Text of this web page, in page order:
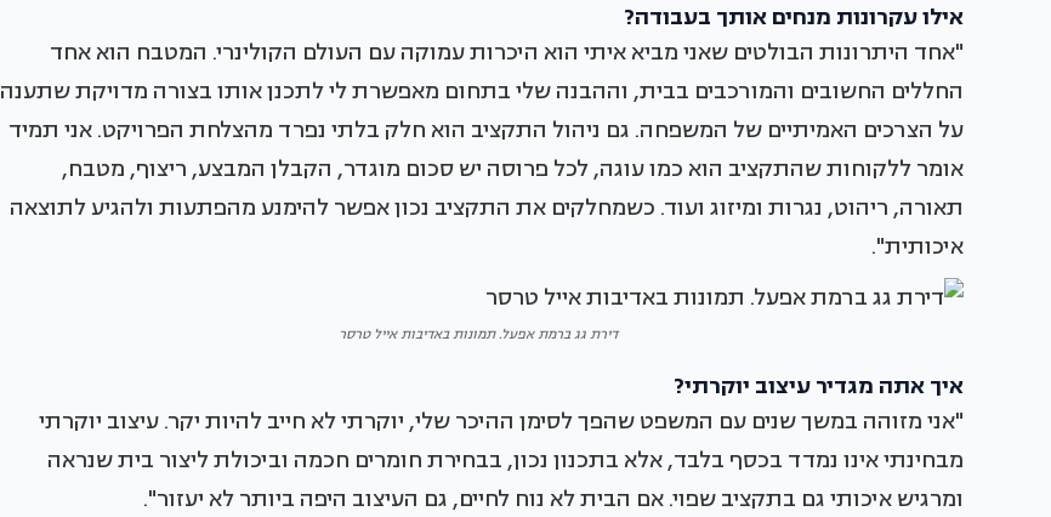
אילו עקרונות מנחים אותך בעבודה?
"אחד היתרונות הבולטים שאני מביא איתי הוא היכרות עמוקה עם העולם הקולינרי. המטבח הוא אחד
החללים החשובים והמורכבים בבית, וההבנה שלי בתחום מאפשרת לי לתכנן אותו בצורה מדויקת שתענה
על הצרכים האמיתיים של המשפחה. גם ניהול התקציב הוא חלק בלתי נפרד מהצלחת הפרויקט. אני תמיד
אומר ללקוחות שהתקציב הוא כמו עוגה, לכל פרוסה יש סכום מוגדר, הקבלן המבצע, ריצוף, מטבח,
תאורה, ריהוט, נגרות ומיזוג ועוד. כשמחלקים את התקציב נכון אפשר להימנע מהפתעות ולהגיע לתוצאה
איכותית".
דירת גג ברמת אפעל. תמונות באדיבות אייל טרסר
איך אתה מגדיר עיצוב יוקרתי?
"אני מזוהה במשך שנים עם המשפט שהפך לסימן ההיכר שלי, יוקרתי לא חייב להיות יקר. עיצוב יוקרתי
מבחינתי אינו נמדד בכסף בלבד, אלא בתכנון נכון, בבחירת חומרים חכמה וביכולת ליצור בית שנראה
ומרגיש איכותי גם בתקציב שפוי. אם הבית לא נוח לחיים, גם העיצוב היפה ביותר לא יעזור".